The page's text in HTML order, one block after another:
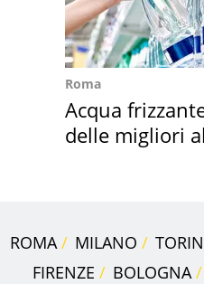
Roma
Acqua
delle migliori al
ROMA MILANO
FIRENZE
BOLOGNA